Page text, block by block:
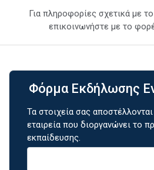
Για πληροφορίες σχετικά με
επικοινωνήστε με το
Φόρμα Εκδήλωσης
Τα στοιχεία σας
εταιρεία που διοργανώνει το
εκπαίδευσης.